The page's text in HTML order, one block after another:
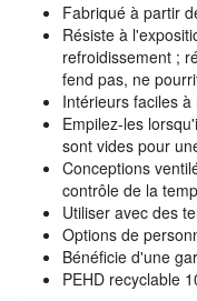
Fabriqué à partir
Résiste à
refroidissement ;
fend pas, ne
Intérieurs faciles à
Empilez-les
sont vides pour
Conceptions
contrôle de la
Utiliser avec des
Options de
Bénéficie d'une
PEHD recyclable